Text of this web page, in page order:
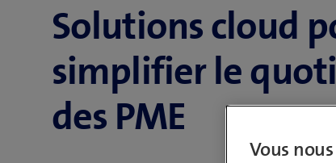
Solutions cloud
simplifier le
des PME
Vous